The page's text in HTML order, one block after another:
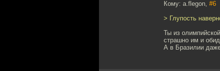
Кому: a.flegon, #6
> Глупость
Ты из
страшно им и
А в Бразилии